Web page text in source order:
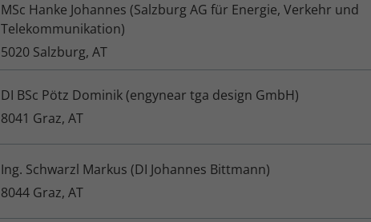
MSc Hanke Johannes (Salzburg AG für Energie, Verkehr und
Telekommunikation)
5020 Salzburg, AT
DI BSc Pötz Dominik (engynear tga design GmbH)
8041 Graz, AT
Ing. Schwarzl Markus (DI Johannes Bittmann)
8044 Graz, AT